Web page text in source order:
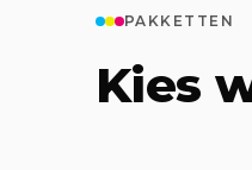
PAKKETTEN
Kies